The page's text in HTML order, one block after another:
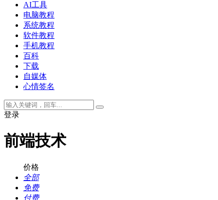
AI工具
电脑教程
系统教程
软件教程
手机教程
百科
下载
自媒体
心情签名
登录
前端技术
价格
全部
免费
付费